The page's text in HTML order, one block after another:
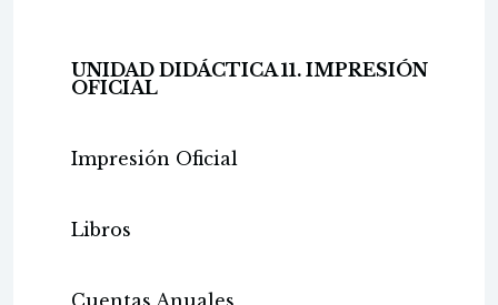
UNIDAD DIDÁCTICA 11. IMPRESIÓN
OFICIAL
Impresión Oficial
Libros
Cuentas Anuales